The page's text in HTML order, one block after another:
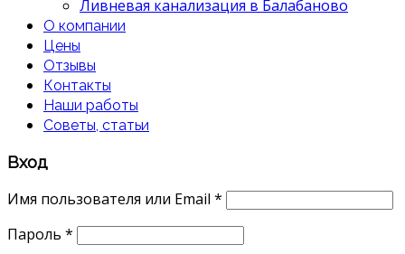
Ливневая канализация в Балабаново
О компании
Цены
Отзывы
Контакты
Наши работы
Советы, статьи
Вход
Имя пользователя или Email *
Пароль *